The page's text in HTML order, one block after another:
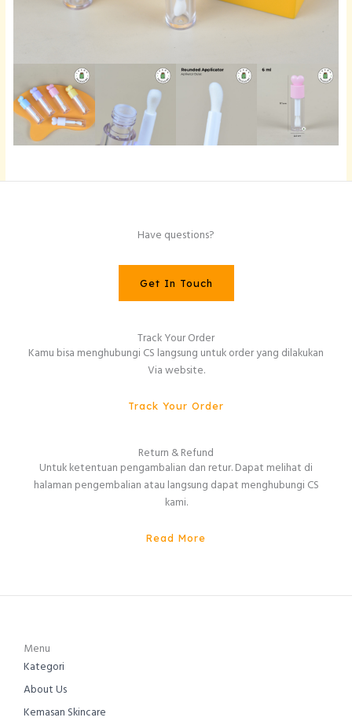
Have questions?
Get In Touch
Track Your Order
Kamu bisa menghubungi CS langsung untuk order yang dilakukan
Via website.
Track Your Order
Return & Refund
Untuk ketentuan pengambalian dan retur. Dapat melihat di
halaman pengembalian atau langsung dapat menghubungi CS
kami.
Read More
Menu
Kategori
About Us
Kemasan Skincare